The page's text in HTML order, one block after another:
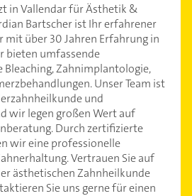
in Vallendar für Ästhetik &
Bartscher ist Ihr erfahrener
mit über 30 Jahren Erfahrung in
bieten umfassende
Zahnimplantologie,
Unser Team ist
und
wir legen großen Wert auf
Durch zertifizierte
wir eine professionelle
Vertrauen Sie auf
ästhetischen Zahnheilkunde
Sie uns gerne für einen